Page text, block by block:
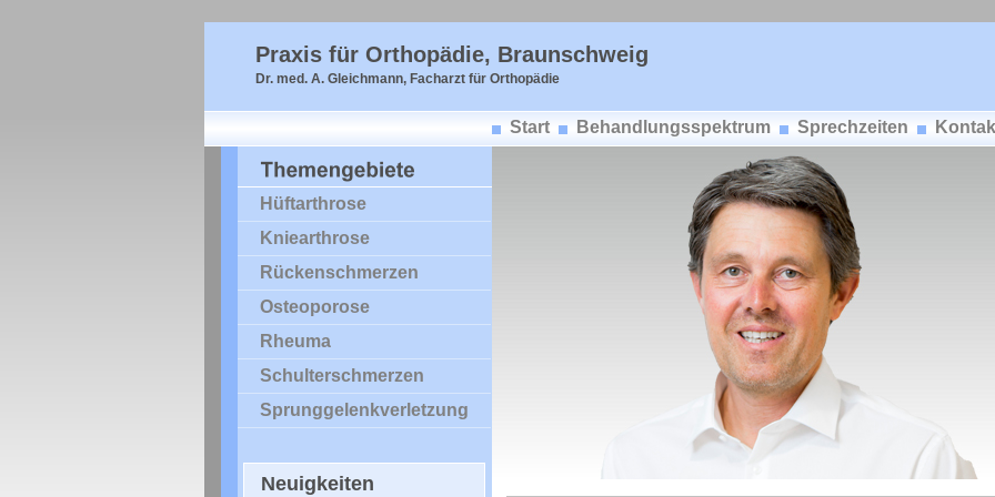
Praxis für Orthopädie, Braunschweig
Dr. med. A. Gleichmann, Facharzt für Orthopädie
Start Behandlungsspektrum Sprechzeiten
Hüftarthrose
Kniearthrose
Rückenschmerzen
Osteoporose
Rheuma
Schulterschmerzen
Sprunggelenkverletzung
Neuigkeiten